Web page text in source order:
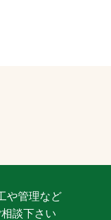
や管理など
談下さい